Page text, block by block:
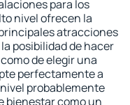
para los
nivel ofrecen la
atracciones
posibilidad de hacer
de elegir una
perfectamente a
probablemente
bienestar como un